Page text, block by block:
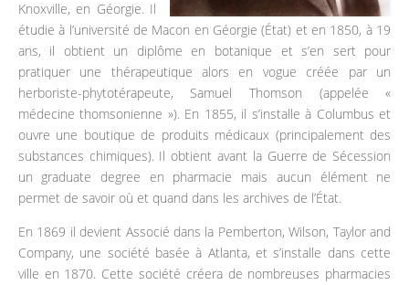
Knoxville, en Géorgie. Il
étudie à l’université de Macon en Géorgie (État) et en 1850, à 19
ans, il obtient un diplôme en botanique et s’en sert pour
pratiquer une thérapeutique alors en vogue créée par un
herboriste-phytotérapeute, Samuel Thomson (appelée «
médecine thomsonienne »). En 1855, il s’installe à Columbus et
ouvre une boutique de produits médicaux (principalement des
substances chimiques). Il obtient avant la Guerre de Sécession
un graduate degree en pharmacie mais aucun élément ne
permet de savoir où et quand dans les archives de l’État.
En 1869 il devient Associé dans la Pemberton, Wilson, Taylor and
Company, une société basée à Atlanta, et s’installe dans cette
ville en 1870. Cette société créera de nombreuses pharmacies